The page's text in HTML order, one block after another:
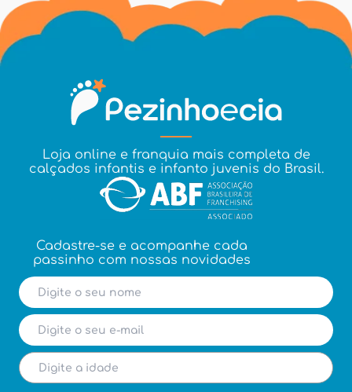
Loja online e franquia mais completa de
calçados infantis e infanto juvenis do Brasil.
Cadastre-se e acompanhe cada
passinho com nossas novidades